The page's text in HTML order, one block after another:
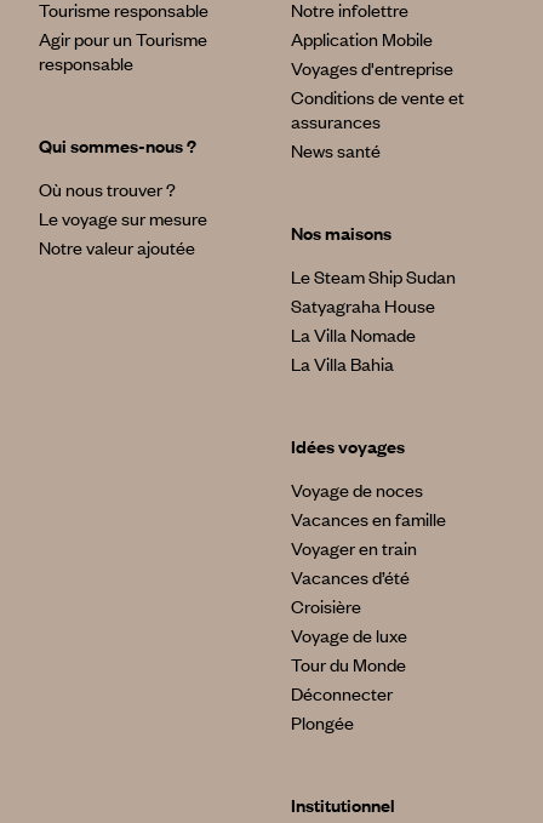
Tourisme responsable
Agir pour un Tourisme
responsable
Qui sommes-nous ?
Où nous trouver ?
Le voyage sur mesure
Notre valeur ajoutée
Notre infolettre
Application Mobile
Voyages d'entreprise
Conditions de vente et
assurances
News santé
Nos maisons
Le Steam Ship Sudan
Satyagraha House
La Villa Nomade
La Villa Bahia
Idées voyages
Voyage de noces
Vacances en famille
Voyager en train
Vacances d’été
Croisière
Voyage de luxe
Tour du Monde
Déconnecter
Plongée
Institutionnel